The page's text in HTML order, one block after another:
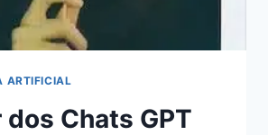
ARTIFICIAL
dos Chats GPT